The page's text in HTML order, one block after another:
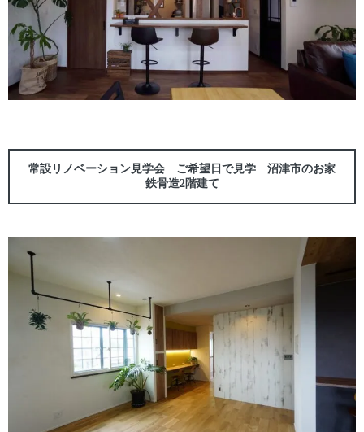
常設リノベーション見学会 ご希望日で見学 沼津市のお家
鉄骨造2階建て